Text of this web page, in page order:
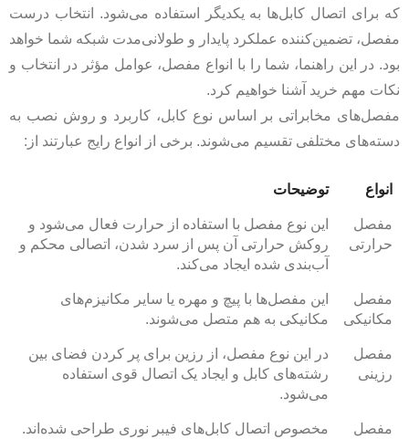
که برای اتصال کابل‌ها به یکدیگر استفاده می‌شود. انتخاب درست
مفصل، تضمین‌کننده عملکرد پایدار و طولانی‌مدت شبکه شما خواهد
بود. در این راهنما، شما را با انواع مفصل، عوامل مؤثر در انتخاب و
نکات مهم خرید آشنا خواهیم کرد.
مفصل‌های مخابراتی بر اساس نوع کابل، کاربرد و روش نصب به
دسته‌های مختلفی تقسیم می‌شوند. برخی از انواع رایج عبارتند از:
انواع توضیحات
مفصل
حرارتی
این نوع مفصل با استفاده از حرارت فعال می‌شود و
روکش حرارتی آن پس از سرد شدن، اتصالی محکم و
آب‌بندی شده ایجاد می‌کند.
مفصل
مکانیکی
این مفصل‌ها با پیچ و مهره یا سایر مکانیزم‌های
مکانیکی به هم متصل می‌شوند.
مفصل
رزینی
در این نوع مفصل، از رزین برای پر کردن فضای بین
رشته‌های کابل و ایجاد یک اتصال قوی استفاده
می‌شود.
مفصل
مخصوص اتصال کابل‌های فیبر نوری طراحی شده‌اند.